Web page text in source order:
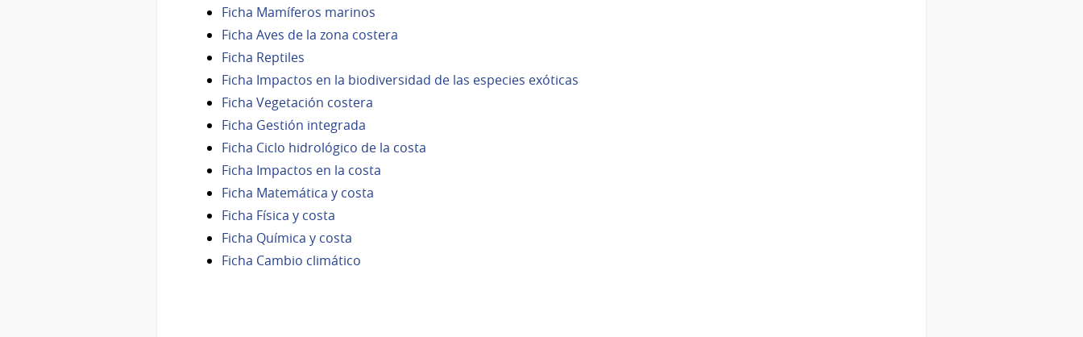
Ficha Mamíferos marinos
Ficha Aves de la zona costera
Ficha Reptiles
Ficha Impactos en la biodiversidad de las especies exóticas
Ficha Vegetación costera
Ficha Gestión integrada
Ficha Ciclo hidrológico de la costa
Ficha Impactos en la costa
Ficha Matemática y costa
Ficha Física y costa
Ficha Química y costa
Ficha Cambio climático